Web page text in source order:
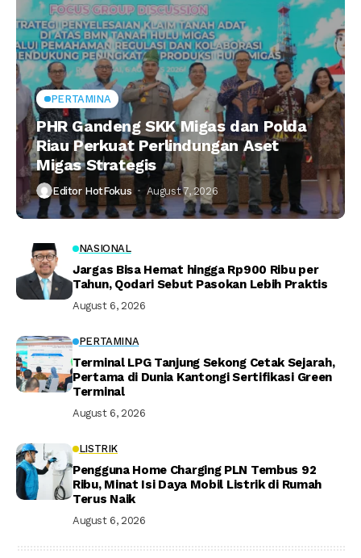
PERTAMINA
PHR Gandeng SKK Migas dan Polda
Riau Perkuat Perlindungan Aset
Migas Strategis
Editor HotFokus August 7, 2026
NASIONAL
Jargas Bisa Hemat hingga Rp900 Ribu per
Tahun, Qodari Sebut Pasokan Lebih Praktis
August 6, 2026
PERTAMINA
Terminal LPG Tanjung Sekong Cetak Sejarah,
Pertama di Dunia Kantongi Sertifikasi Green
Terminal
August 6, 2026
LISTRIK
Pengguna Home Charging PLN Tembus 92
Ribu, Minat Isi Daya Mobil Listrik di Rumah
Terus Naik
August 6, 2026